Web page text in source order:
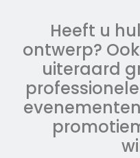
Heeft u
ontwerp?
uiteraard